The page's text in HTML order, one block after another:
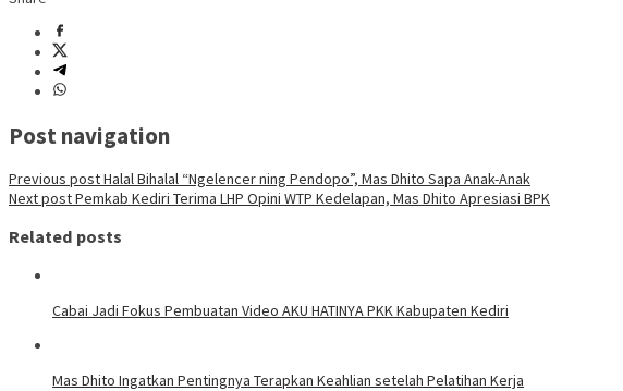
Post navigation
Previous postHalal Bihalal “Ngelencer ning Pendopo”, Mas Dhito Sapa Anak-Anak
Next postPemkab Kediri Terima LHP Opini WTP Kedelapan, Mas Dhito Apresiasi BPK
Related posts
Cabai Jadi Fokus Pembuatan Video AKU HATINYA PKK Kabupaten Kediri
Mas Dhito Ingatkan Pentingnya Terapkan Keahlian setelah Pelatihan Kerja